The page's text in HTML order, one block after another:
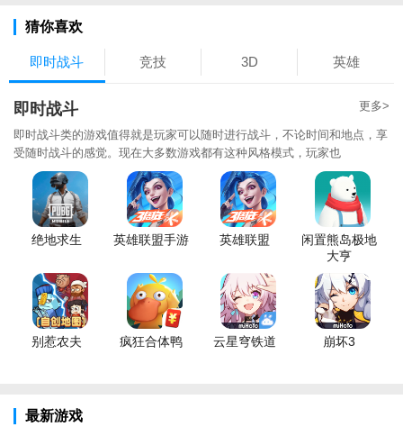
猜你喜欢
即时战斗 竞技 3D 英雄
即时战斗 更多>
即时战斗类的游戏值得就是玩家可以随时进行战斗，不论时间和地点，享
受随时战斗的感觉。现在大多数游戏都有这种风格模式，玩家也
绝地求生 英雄联盟手游 英雄联盟
闲置熊岛极地
大亨
别惹农夫 疯狂合体鸭 云星穹铁道 崩坏3
最新游戏